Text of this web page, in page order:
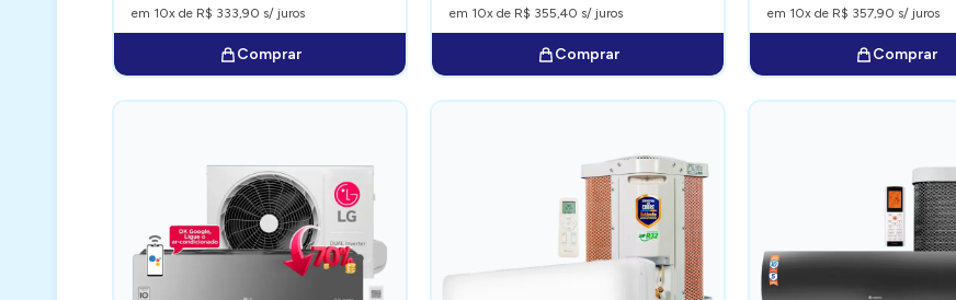
em 10x de R$ 333,90 s/ juros
Comprar
em 10x de R$ 355,40 s/ juros
Comprar
em 10x de R$ 357,90 s/ juros
Comprar